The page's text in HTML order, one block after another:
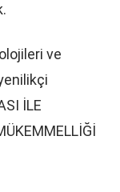
ve
İLE